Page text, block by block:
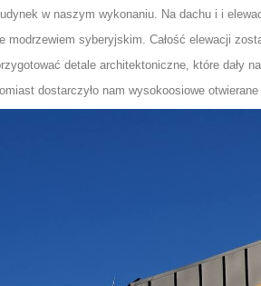
w naszym wykonaniu. Na dachu i i
syberyjskim. Całość elewacji
detale architektoniczne, które dały
dostarczyło nam wysokoosiowe